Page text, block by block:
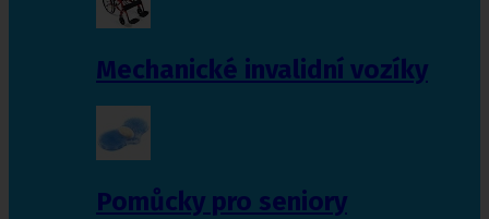
Mechanické invalidní vozíky
Pomůcky pro seniory